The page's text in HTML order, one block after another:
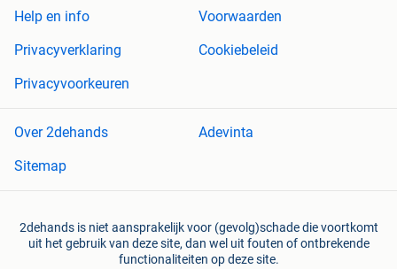
Help en info
Voorwaarden
Privacyverklaring
Cookiebeleid
Privacyvoorkeuren
Over 2dehands
Adevinta
Sitemap
2dehands is niet aansprakelijk voor (gevolg)schade die voortkomt
uit het gebruik van deze site, dan wel uit fouten of ontbrekende
functionaliteiten op deze site.